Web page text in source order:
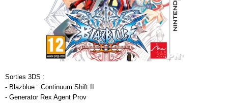
Sorties 3DS :
- Blazblue : Continuum Shift II
- Generator Rex Agent Prov